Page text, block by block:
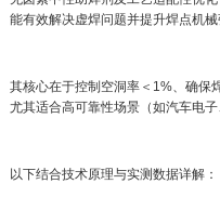
能有效解决虚焊问题并提升焊点机械
其核心在于控制空洞率＜1%、确保
尤其适合高可靠性场景（如汽车电子
以下结合技术原理与实测数据详解：